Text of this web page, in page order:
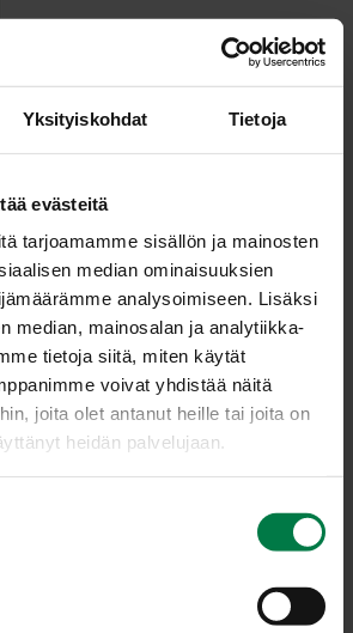
Yksityiskohdat Tietoja
evästeitä
tarjoamamme sisällön ja mainosten
median ominaisuuksien
analysoimiseen. Lisäksi
median, mainosalan ja analytiikka-
tietoja siitä, miten käytät
voivat yhdistää näitä
joita olet antanut heille tai joita on
heidän palvelujaan.
koristeellisimpia viherkasvejamme.
Keltainen, oranssi, punainen ja vihreä
värejä eri vivahteissaan. Lajikkeita
ilmastosta. Ihmepensasta lisätään
Ihmepensas on myrkyllinen. Sen
ihoa ja limakalvoja.
kasvupaikasta, jolloin
Vähäisessä valossa
eikä kasvi ole enää yhtä
kasvuympäristö on tälle
Ihannelämpötila on vähintään +21
vaatii paljon vettä ja lannoitetta
kastelun talviaikaan. Lehtiä ei
on myös varottava.
ruiskuttamalla torjunta-aineella
kuriin. Savensekainen, ravinteikas